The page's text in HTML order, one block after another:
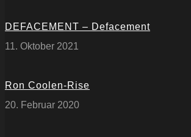
DEFACEMENT – Defacement
11. Oktober 2021
Ron Coolen-Rise
20. Februar 2020